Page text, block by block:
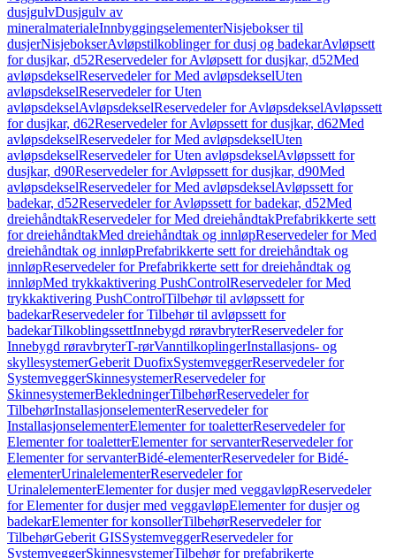
dusjgulvDusjgulv av
mineralmaterialeInnbyggingselementerNisjebokser til
dusjerNisjebokserAvløpstilkoblinger for dusj og badekarAvløpsett
for dusjkar, d52Reservedeler for Avløpsett for dusjkar, d52Med
avløpsdekselReservedeler for Med avløpsdekselUten
avløpsdekselReservedeler for Uten
avløpsdekselAvløpsdekselReservedeler for AvløpsdekselAvløpssett
for dusjkar, d62Reservedeler for Avløpssett for dusjkar, d62Med
avløpsdekselReservedeler for Med avløpsdekselUten
avløpsdekselReservedeler for Uten avløpsdekselAvløpssett for
dusjkar, d90Reservedeler for Avløpssett for dusjkar, d90Med
avløpsdekselReservedeler for Med avløpsdekselAvløpssett for
badekar, d52Reservedeler for Avløpssett for badekar, d52Med
dreiehåndtakReservedeler for Med dreiehåndtakPrefabrikkerte sett
for dreiehåndtakMed dreiehåndtak og innløpReservedeler for Med
dreiehåndtak og innløpPrefabrikkerte sett for dreiehåndtak og
innløpReservedeler for Prefabrikkerte sett for dreiehåndtak og
innløpMed trykkaktivering PushControlReservedeler for Med
trykkaktivering PushControlTilbehør til avløpssett for
badekarReservedeler for Tilbehør til avløpssett for
badekarTilkoblingssettInnebygd røravbryterReservedeler for
Innebygd røravbryterT-rørVanntilkoplingerInstallasjons- og
skyllesystemerGeberit DuofixSystemveggerReservedeler for
SystemveggerSkinnesystemerReservedeler for
SkinnesystemerBekledningerTilbehørReservedeler for
TilbehørInstallasjonselementerReservedeler for
InstallasjonselementerElementer for toaletterReservedeler for
Elementer for toaletterElementer for servanterReservedeler for
Elementer for servanterBidé-elementerReservedeler for Bidé-
elementerUrinalelementerReservedeler for
UrinalelementerElementer for dusjer med veggavløpReservedeler
for Elementer for dusjer med veggavløpElementer for dusjer og
badekarElementer for konsollerTilbehørReservedeler for
TilbehørGeberit GISSystemveggerReservedeler for
SystemveggerSkinnesystemerTilbehør for prefabrikerte